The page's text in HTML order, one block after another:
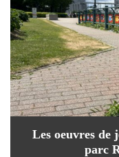
Les oeuvres de
parc